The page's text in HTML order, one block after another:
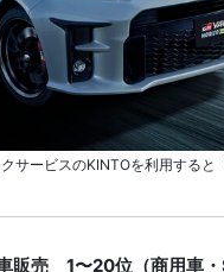
サービスのKINTOを利用すると
売 1〜20位（商用車・